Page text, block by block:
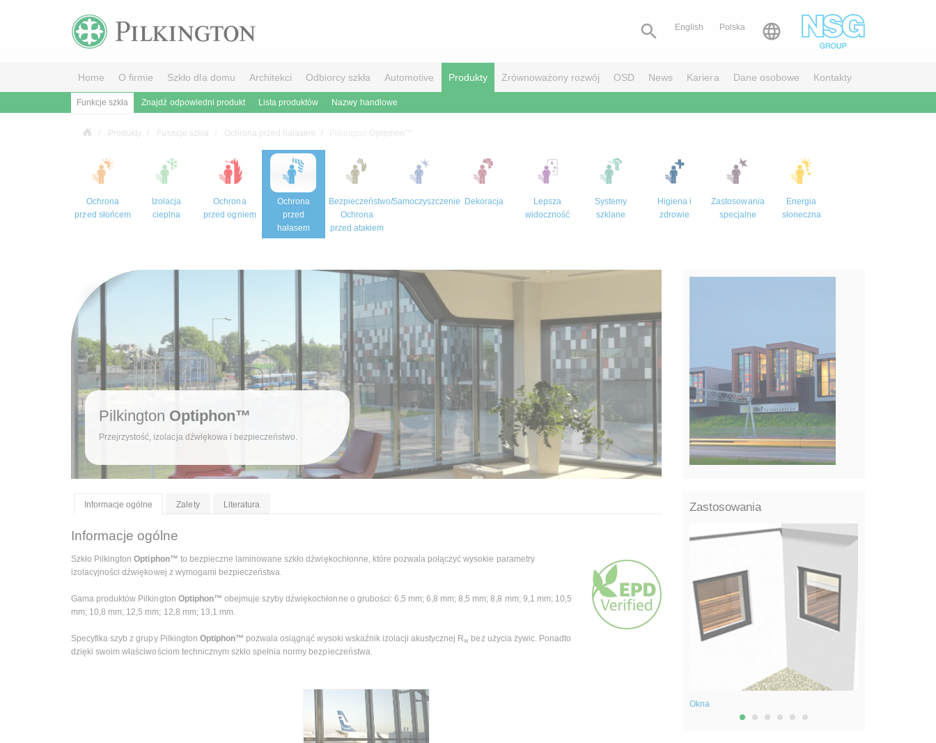
 English Polska 
Home O firmie Szkło dla domu Architekci Odbiorcy szkła Automotive Produkty Zrównoważony rozwój OSD News Kariera Dane osobowe Kontakty
Funkcje szkła Znajdź odpowiedni produkt Lista produktów Nazwy handlowe
Produkty Funkcje szkła Ochrona przed hałasem
Ochrona
przed słońcem
Izolacja
cieplna
Ochrona
przed ogniem
Ochrona
przed
hałasem
Bezpieczeństwo/
Ochrona
przed atakiem
Samoczyszczenie Dekoracja
Lepsza
widoczność
Systemy
szklane
Higiena i
zdrowie
Zastosowania
specjalne
Energia
słoneczna
Pilkington Optiphon™
Przejrzystość, izolacja dźwiękowa i bezpieczeństwo.
Informacje ogólne Zalety Literatura
Informacje ogólne
Szkło PilkingtonOptiphon™ to bezpieczne laminowane szkło dźwiękochłonne, które pozwala połączyć wysokie parametry
izolacyjności dźwiękowej z wymogami bezpieczeństwa.
Gama produktów Pilkington Optiphon™ obejmuje szyby dźwiękochłonne o grubości: 6,5 mm; 6,8 mm; 8,5 mm; 8,8 mm; 9,1 mm; 10,5
mm; 10,8 mm; 12,5 mm; 12,8 mm; 13,1 mm.
Specyfika szyb z grupy Pilkington Optiphon™ pozwala osiągnąć wysoki wskaźnik izolacji akustycznej Rw bez użycia żywic. Ponadto
dzięki swoim właściwościom technicznym szkło spełnia normy bezpieczeństwa.
PROJEKTY REFERENCYJNE
Zastosowania
Okna